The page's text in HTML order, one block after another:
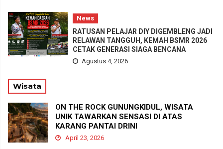
News
RATUSAN PELAJAR DIY DIGEMBLENG JADI
RELAWAN TANGGUH, KEMAH BSMR 2026
CETAK GENERASI SIAGA BENCANA
Agustus 4, 2026
Wisata
ON THE ROCK GUNUNGKIDUL, WISATA
UNIK TAWARKAN SENSASI DI ATAS
KARANG PANTAI DRINI
April 23, 2026